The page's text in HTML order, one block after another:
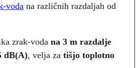
voda na različnih razdaljah od
zrak-voda na 3 m razdalje
dB(A), velja za tišjo toplotno